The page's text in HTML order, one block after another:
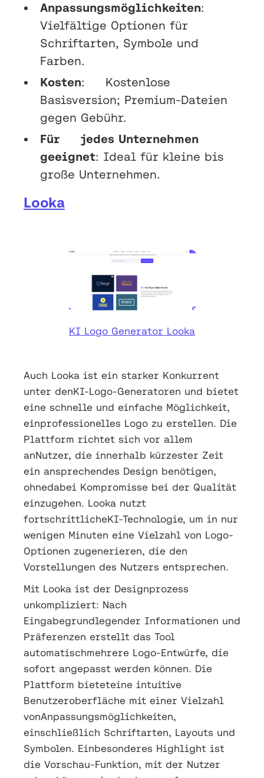
Anpassungsmöglichkeiten:
Vielfältige Optionen für
Schriftarten, Symbole und
Farben.
Kosten: Kostenlose
Basisversion; Premium-Dateien
gegen Gebühr.
Für jedes Unternehmen
geeignet: Ideal für kleine bis
große Unternehmen.
Looka
KI Logo Generator Looka
Auch Looka ist ein starker Konkurrent
unter denKI-Logo-Generatoren und bietet
eine schnelle und einfache Möglichkeit,
einprofessionelles Logo zu erstellen. Die
Plattform richtet sich vor allem
anNutzer, die innerhalb kürzester Zeit
ein ansprechendes Design benötigen,
ohnedabei Kompromisse bei der Qualität
einzugehen. Looka nutzt
fortschrittlicheKI-Technologie, um in nur
wenigen Minuten eine Vielzahl von Logo-
Optionen zugenerieren, die den
Vorstellungen des Nutzers entsprechen.
Mit Looka ist der Designprozess
unkompliziert: Nach
Eingabegrundlegender Informationen und
Präferenzen erstellt das Tool
automatischmehrere Logo-Entwürfe, die
sofort angepasst werden können. Die
Plattform bieteteine intuitive
Benutzeroberfläche mit einer Vielzahl
vonAnpassungsmöglichkeiten,
einschließlich Schriftarten, Layouts und
Symbolen. Einbesonderes Highlight ist
die Vorschau-Funktion, mit der Nutzer